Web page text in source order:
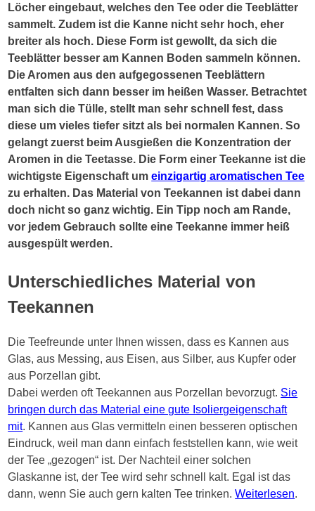
Löcher eingebaut, welches den Tee oder die Teeblätter
sammelt. Zudem ist die Kanne nicht sehr hoch, eher
breiter als hoch. Diese Form ist gewollt, da sich die
Teeblätter besser am Kannen Boden sammeln können.
Die Aromen aus den aufgegossenen Teeblättern
entfalten sich dann besser im heißen Wasser. Betrachtet
man sich die Tülle, stellt man sehr schnell fest, dass
diese um vieles tiefer sitzt als bei normalen Kannen. So
gelangt zuerst beim Ausgießen die Konzentration der
Aromen in die Teetasse. Die Form einer Teekanne ist die
wichtigste Eigenschaft umeinzigartig aromatischen Tee
zu erhalten. Das Material von Teekannen ist dabei dann
doch nicht so ganz wichtig. Ein Tipp noch am Rande,
vor jedem Gebrauch sollte eine Teekanne immer heiß
ausgespült werden.
Unterschiedliches Material von
Teekannen
Die Teefreunde unter Ihnen wissen, dass es Kannen aus
Glas, aus Messing, aus Eisen, aus Silber, aus Kupfer oder
aus Porzellan gibt.
Dabei werden oft Teekannen aus Porzellan bevorzugt. Sie
bringen durch das Material eine gute Isoliergeigenschaft
mit. Kannen aus Glas vermitteln einen besseren optischen
Eindruck, weil man dann einfach feststellen kann, wie weit
der Tee „gezogen“ ist. Der Nachteil einer solchen
Glaskanne ist, der Tee wird sehr schnell kalt. Egal ist das
dann, wenn Sie auch gern kalten Tee trinken.Weiterlesen.